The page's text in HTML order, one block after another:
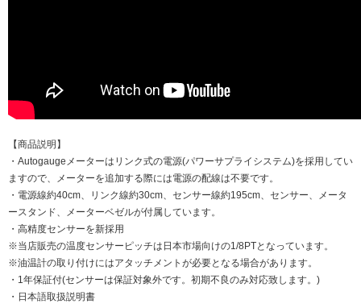
【商品説明】
・Autogaugeメーターはリンク式の電源(パワーサプライシステム)を採用してい
ますので、メーターを追加する際には電源の配線は不要です。
・電源線約40cm、リンク線約30cm、センサー線約195cm、センサー、メータ
ースタンド、メーターベゼルが付属しています。
・高精度センサーを新採用
※当店販売の温度センサーピッチは日本市場向けの1/8PTとなっています。
※油温計の取り付けにはアタッチメントが必要となる場合があります。
・1年保証付(センサーは保証対象外です。初期不良のみ対応致します。)
・日本語取扱説明書